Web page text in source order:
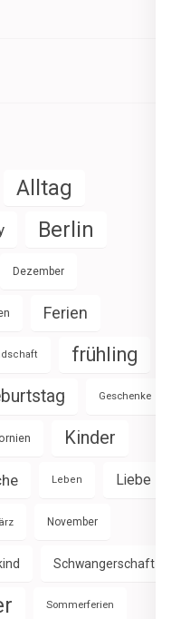
Alltag
Berlin
Dezember
Ferien
frühling
Geschenke
Kinder
Leben Liebe
November
Schwangerschaft
Sommerferien